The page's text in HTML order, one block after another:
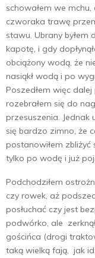
schowałem we
czworaka trawę
stawu. Ubrany
kapotę, i gdy
obciążony wodą, że
nasiąkł wodą i po
Poszedłem więc
rozebrałem się do
przesuszenia. Jednak
się bardzo zimno, że
postanowiłem zbliżyć
tylko po wodę i już
Podchodziłem
czy rowek, aż
posłuchać czy jest
podwórko, ale
gościńca (drogi
taką wielką fają, jak